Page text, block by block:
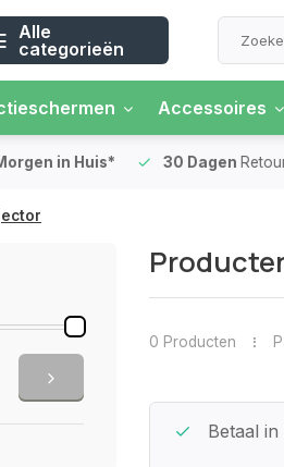
Alle
categorieën
Accessoires
in Huis* 30 DagenRetour*
0 Producten
Garantie Betaal in